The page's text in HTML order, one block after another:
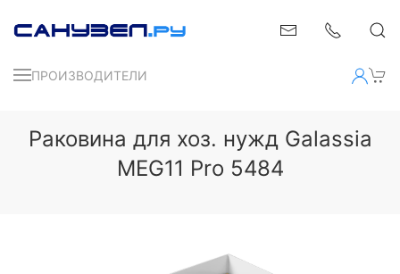
ПРОИЗВОДИТЕЛИ
Раковина для хоз. нужд Galassia
MEG11 Pro 5484